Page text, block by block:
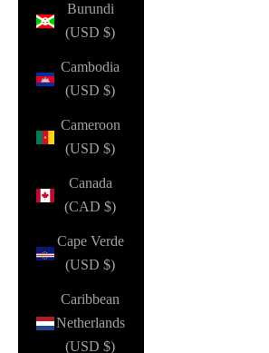
Burundi
(USD $)
Cambodia
(USD $)
Cameroon
(USD $)
Canada
(CAD $)
Cape Verde
(USD $)
Caribbean
Netherlands
(USD $)